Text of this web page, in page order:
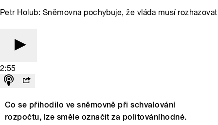
Petr Holub: Sněmovna pochybuje, že vláda musí rozhazovat
2:55
Co se přihodilo ve sněmovně při schvalování
rozpočtu, lze směle označit za politováníhodné.